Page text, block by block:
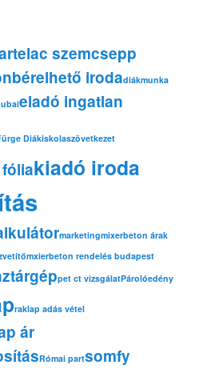
szemcsepp
bérelhető irodadiákmunka
eladó ingatlan
Diákiskolaszövetkezet
kiadó iroda
marketingmixerbeton árak
mxierbeton rendelés budapest
pet ct vizsgálatPárolóedény
raklap adás vétel
ár
Római partsomfy